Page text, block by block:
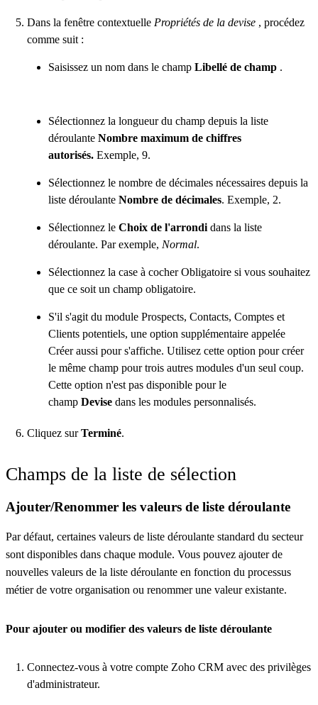
Dans la fenêtre contextuelle Propriétés de la devise , procédez
comme suit :
Saisissez un nom dans le champ Libellé de champ .
Sélectionnez la longueur du champ depuis la liste
déroulante Nombre maximum de chiffres
autorisés. Exemple, 9.
Sélectionnez le nombre de décimales nécessaires depuis la
liste déroulante Nombre de décimales. Exemple, 2.
Sélectionnez le Choix de l'arrondi dans la liste
déroulante. Par exemple, Normal.
Sélectionnez la case à cocher Obligatoire si vous souhaitez
que ce soit un champ obligatoire.
S'il s'agit du module Prospects, Contacts, Comptes et
Clients potentiels, une option supplémentaire appelée
Créer aussi pour s'affiche. Utilisez cette option pour créer
le même champ pour trois autres modules d'un seul coup.
Cette option n'est pas disponible pour le
champ Devise dans les modules personnalisés.
Cliquez surTerminé.
Champs de la liste de sélection
Ajouter/Renommer les valeurs de liste déroulante
Par défaut, certaines valeurs de liste déroulante standard du secteur
sont disponibles dans chaque module. Vous pouvez ajouter de
nouvelles valeurs de la liste déroulante en fonction du processus
métier de votre organisation ou renommer une valeur existante.
Pour ajouter ou modifier des valeurs de liste déroulante
Connectez-vous à votre compte Zoho CRM avec des privilèges
d'administrateur.